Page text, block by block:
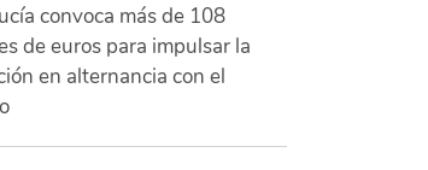
convoca más de 108
de euros para impulsar la
en alternancia con el